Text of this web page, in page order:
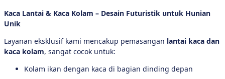
Kaca Lantai & Kaca Kolam – Desain Futuristik untuk Hunian
Unik
Layanan eksklusif kami mencakup pemasangan lantai kaca dan
kaca kolam, sangat cocok untuk:
Kolam ikan dengan kaca di bagian dinding depan